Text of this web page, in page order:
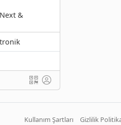
&
Kullanım Şartları Gizlilik